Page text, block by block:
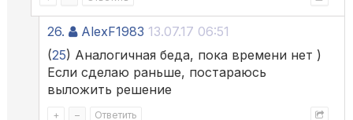
26. AlexF1983 13.07.17 06:51
(25) Аналогичная беда, пока времени нет )
Если сделаю раньше, постараюсь
выложить решение
+ – Ответить